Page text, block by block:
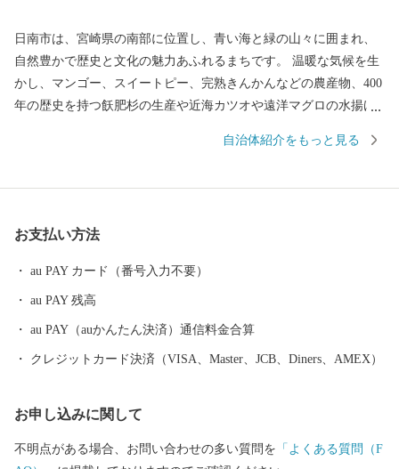
日南市は、宮崎県の南部に位置し、青い海と緑の山々に囲まれ、
自然豊かで歴史と文化の魅力あふれるまちです。 温暖な気候を生
かし、マンゴー、スイートピー、完熟きんかんなどの農産物、400
年の歴史を持つ飫肥杉の生産や近海カツオや遠洋マグロの水揚げ
にご寄附くださることによって、美しい街並みや豊かな自然を保
【受領証明書・ワンストップ特例申請書】 ・お申込み画面の【寄
領証明書とともにお送りしますので、必要事項を記入の上、返信
用封筒に入れて返送してください。 【注意事項】 ※本ページはふ
るさと納税専用ページです。 ・寄附のキャンセル、返礼品の変
・配送業者の保管期限内にお届けの完了ができない場合、返礼品
自治体紹介をもっと見る
お支払い方法
au PAY カード（番号入力不要）
au PAY 残高
au PAY（auかんたん決済）通信料金合算
クレジットカード決済（VISA、Master、JCB、Diners、AMEX）
お申し込みに関して
不明点がある場合、お問い合わせの多い質問を 「よくある質問（F